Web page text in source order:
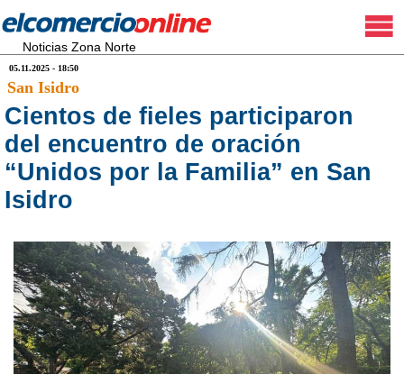
Noticias Zona Norte
05.11.2025 - 18:50
San Isidro
Cientos de fieles participaron
del encuentro de oración
“Unidos por la Familia” en San
Isidro